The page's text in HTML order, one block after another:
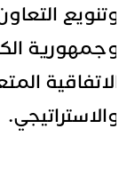
التعاون